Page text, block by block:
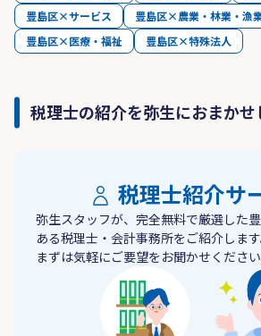
豊島区×サービス
豊島区×農業・林業・漁
豊島区×医療・福祉
豊島区×特殊法人
税理士の紹介を弥生におまか
税理士紹介サ
弥生スタッフが、完全無料で厳選した
ある税理士・会計事務所をご紹介します
まずは気軽にご要望をお聞かせください